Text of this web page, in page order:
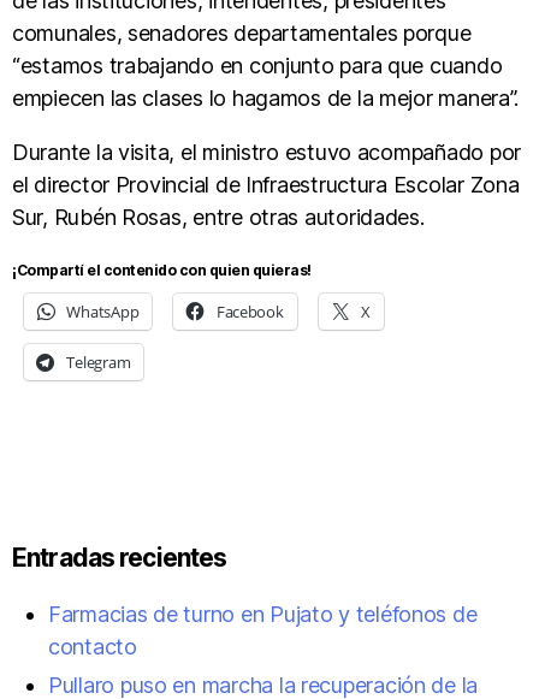
comunales, senadores departamentales porque
“estamos trabajando en conjunto para que cuando
empiecen las clases lo hagamos de la mejor manera”.
Durante la visita, el ministro estuvo acompañado por
el director Provincial de Infraestructura Escolar Zona
Sur, Rubén Rosas, entre otras autoridades.
¡Compartí el contenido con quien quieras!
WhatsApp Facebook X
Telegram
Entradas recientes
Farmacias de turno en Pujato y teléfonos de
contacto
Pullaro puso en marcha la recuperación de la